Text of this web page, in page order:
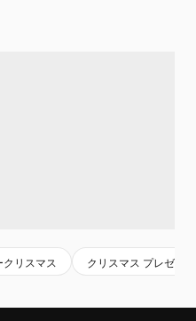
クリスマス クリスマス プレゼント